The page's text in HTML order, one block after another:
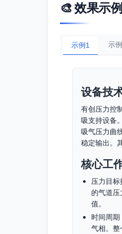
🎨 效果示例
示例1 示
设备技
有创压力控
吸支持设备
吸气压力曲
稳定输出。
核心工
压力目
的气道
值。
时间周
气相。整